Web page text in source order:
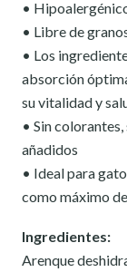
•
• Libre de
• Los
absorción
su vitalidad y
• Sin
añadidos
• Ideal para
como máximo
Ingredientes:
Arenque